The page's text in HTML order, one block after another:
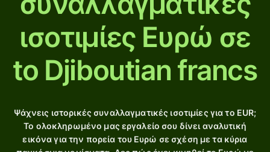
ισοτιμίες Ευρώ σε
to Djiboutian francs
Ψάχνεις ιστορικές συναλλαγματικές ισοτιμίες για το EUR;
Το ολοκληρωμένο μας εργαλείο σου δίνει αναλυτική
εικόνα για την πορεία του Ευρώ σε σχέση με τα κύρια